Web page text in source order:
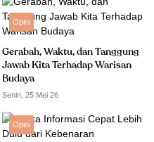
Opini
Gerabah, Waktu, dan Tanggung
Jawab Kita Terhadap Warisan
Budaya
Senin, 25 Mei 26
Opini